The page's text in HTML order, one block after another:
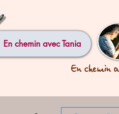
En chemin avec Tania
En chemin